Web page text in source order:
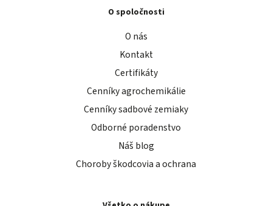
O spoločnosti
O nás
Kontakt
Certifikáty
Cenníky agrochemikálie
Cenníky sadbové zemiaky
Odborné poradenstvo
Náš blog
Choroby škodcovia a ochrana